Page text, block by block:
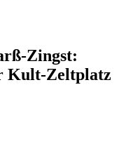
Zingst:
Kult-Zeltplatz